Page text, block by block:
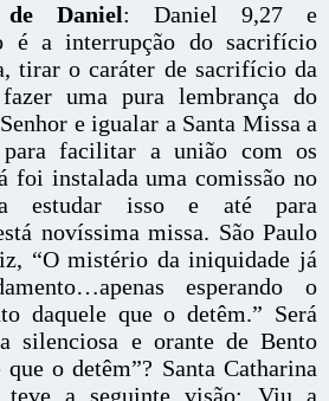
de Daniel: Daniel 9,27 e
é a interrupção do sacrifício
tirar o caráter de sacrifício da
uma pura lembrança do
e igualar a Santa Missa a
facilitar a união com os
foi instalada uma comissão no
estudar isso e até para
novíssima missa. São Paulo
“O mistério da iniquidade já
esperando o
daquele que o detêm.” Será
silenciosa e orante de Bento
o detêm”? Santa Catharina
teve a seguinte visão: Viu a